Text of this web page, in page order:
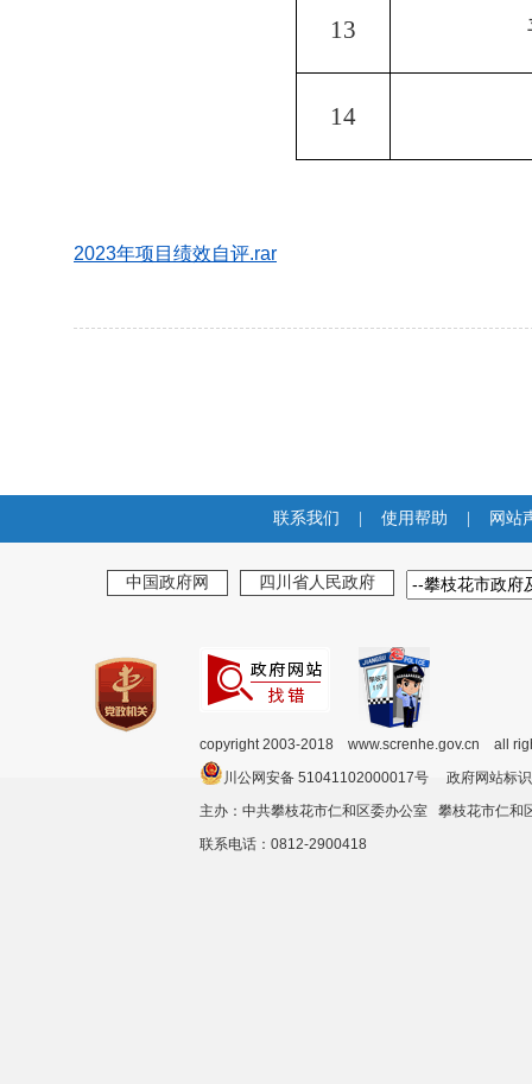
13
14
2023年项目绩效自评.rar
联系我们 使用帮助 网站
中国政府网 四川省人民政府
copyright 2003-2018 www.screnhe.gov.cn all
川公网安备 51041102000017号 政府网站
主办：中共攀枝花市仁和区委办公室 攀枝花市仁
联系电话：0812-2900418